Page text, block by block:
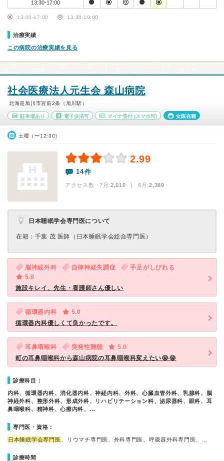
13:30-17:00
13:00-17:00 13:30-19:00
治療実績
この病院の治療実績を見る
社会医療法人元生会 森山病院
北海道旭川市宮前2条（旭川駅）
駐車場あり 電子決済可 マイナ受付 (スマホ可) 女医在籍
土曜（〜12:30）
2.99
14件
アクセス数 7月:2,010 | 6月:2,389
日本睡眠学会専門医について
在籍：千葉 茂 医師（日本睡眠学会総合専門医）
脳神経外科 自律神経失調症
手足がしびれる
5.0
施設キレイ、先生・看護師さん優しい
循環器内科
5.0
循環器内科優しくて良かったです。
耳鼻咽喉科 突発性難聴
5.0
町の耳鼻咽喉科から森山病院の耳鼻咽喉科変えたい😭😭
診療科目：
内科、循環器内科、消化器内科、神経内科、外科、心臓血管外科、乳腺科、脳
神経外科、整形外科、形成外科、リハビリテーション科、泌尿器科、眼科、耳
鼻咽喉科、精神科、心療内科、…
専門医・資格：
日本睡眠学会専門医 、リウマチ専門医、外科専門医、呼吸器外科専門医、…
診療時間